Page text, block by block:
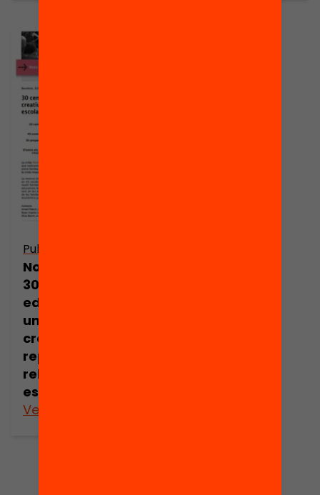
Publicació
Nota de premsa:
30 centres
educatius inicien
un procés
creatiu per
repensar la
relació família-
escola
Veure’n més